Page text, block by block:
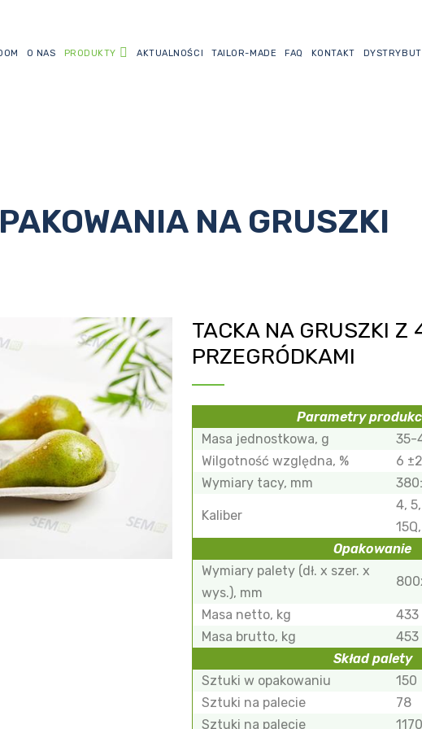
O NAS PRODUKTY AKTUALNOŚCI TAILOR-MADE FAQ KONTAKT
NA GRUSZKI
TACKA NA GRUSZKI Z
PRZEGRÓDKAMI
Parametry
Masa jednostkowa, g
35-
Wilgotność względna, %
6 ±2
Wymiary tacy, mm
Kaliber
4,
Opakowanie
Wymiary palety (dł. x szer. x
wys.), mm
Masa netto, kg
433
Masa brutto, kg
453
Skład palety
Sztuki w opakowaniu
150
Sztuki na palecie
78
Sztuki na palecie